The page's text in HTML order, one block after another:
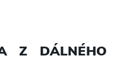
Z DÁLNÉHO